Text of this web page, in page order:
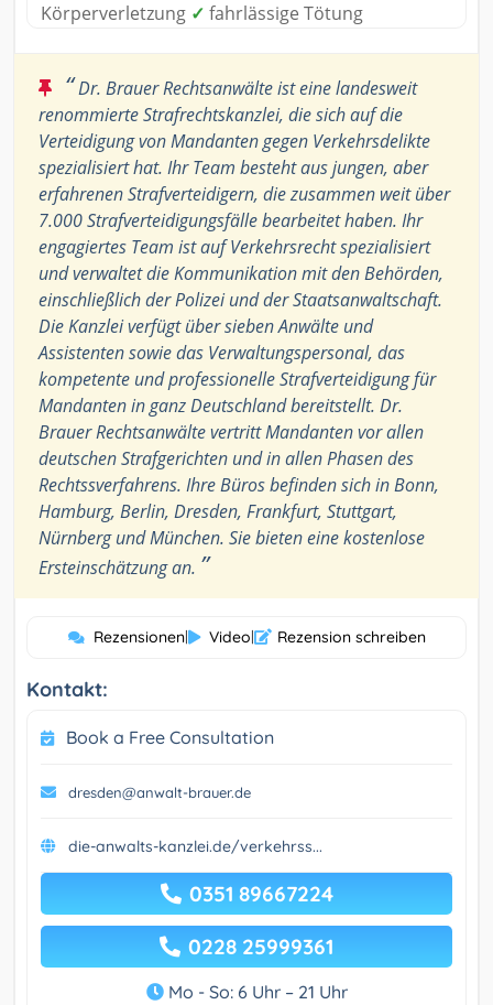
Körperverletzung ✓ fahrlässige Tötung
“Dr. Brauer Rechtsanwälte ist eine landesweit
renommierte Strafrechtskanzlei, die sich auf die
Verteidigung von Mandanten gegen Verkehrsdelikte
spezialisiert hat. Ihr Team besteht aus jungen, aber
erfahrenen Strafverteidigern, die zusammen weit über
7.000 Strafverteidigungsfälle bearbeitet haben. Ihr
engagiertes Team ist auf Verkehrsrecht spezialisiert
und verwaltet die Kommunikation mit den Behörden,
einschließlich der Polizei und der Staatsanwaltschaft.
Die Kanzlei verfügt über sieben Anwälte und
Assistenten sowie das Verwaltungspersonal, das
kompetente und professionelle Strafverteidigung für
Mandanten in ganz Deutschland bereitstellt. Dr.
Brauer Rechtsanwälte vertritt Mandanten vor allen
deutschen Strafgerichten und in allen Phasen des
Rechtssverfahrens. Ihre Büros befinden sich in Bonn,
Hamburg, Berlin, Dresden, Frankfurt, Stuttgart,
Nürnberg und München. Sie bieten eine kostenlose
Ersteinschätzung an. ”
Rezensionen| Video| Rezension schreiben
Kontakt:
Book a Free Consultation
dresden@anwalt-brauer.de
die-anwalts-kanzlei.de/verkehrss...
0351 89667224
0228 25999361
Mo - So: 6 Uhr – 21 Uhr